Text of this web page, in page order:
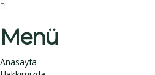
Menü
Anasayfa